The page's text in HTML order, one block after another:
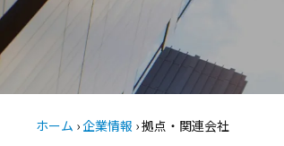
ホーム ›企業情報 ›拠点・関連会社